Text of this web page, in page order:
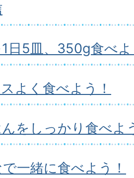
日5皿、350g食べ
よく食べよう！
をしっかり食べよ
一緒に食べよう！